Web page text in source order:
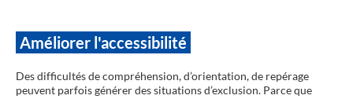
Améliorer l'accessibilité
Des difficultés de compréhension, d’orientation, de repérage
peuvent parfois générer des situations d’exclusion. Parce que